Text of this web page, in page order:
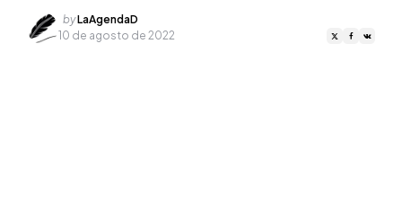
Posted
by
byLaAgendaD
10 de agosto de 2022